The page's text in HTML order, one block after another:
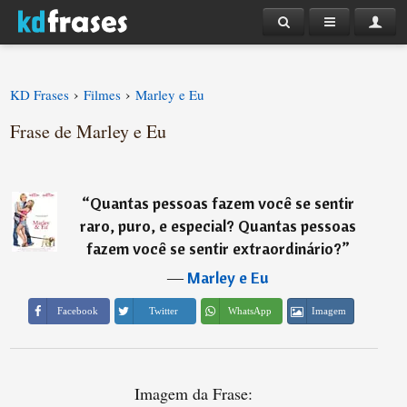
KD Frases › Filmes › Marley e Eu
Frase de Marley e Eu
“Quantas pessoas fazem você se sentir
raro, puro, e especial? Quantas pessoas
fazem você se sentir extraordinário?”
―Marley e Eu
Facebook Twitter WhatsApp Imagem
Imagem da Frase: